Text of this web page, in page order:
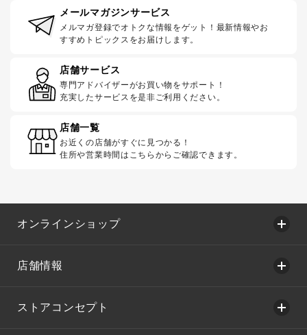
メールマガジンサービス
メルマガ登録でオトクな情報をゲット！最新情報やお
すすめトピックスをお届けします。
店舗サービス
専門アドバイザーがお買い物をサポート！
充実したサービスを是非ご利用ください。
店舗一覧
お近くの店舗がすぐに見つかる！
住所や営業時間はこちらからご確認できます。
オンラインショップ
店舗情報
ストアコンセプト